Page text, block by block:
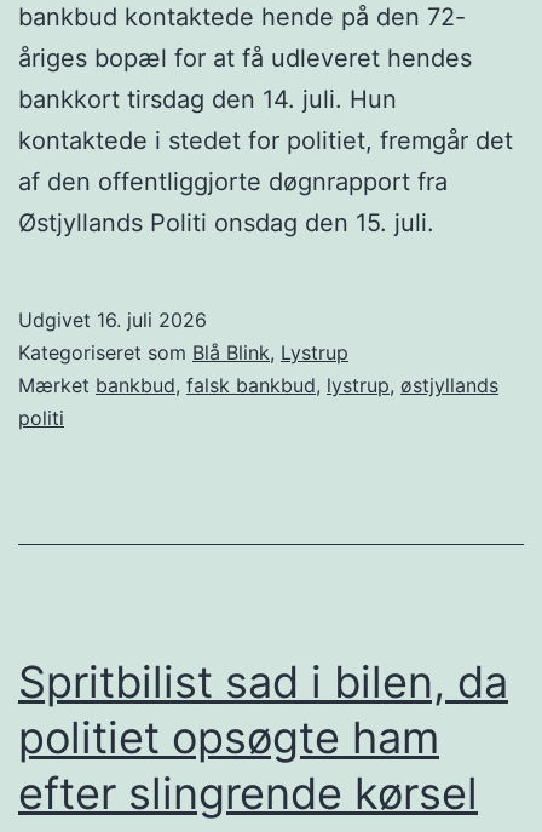
bankbud kontaktede hende på den 72-
åriges bopæl for at få udleveret hendes
bankkort tirsdag den 14. juli. Hun
kontaktede i stedet for politiet, fremgår det
af den offentliggjorte døgnrapport fra
Østjyllands Politi onsdag den 15. juli.
Udgivet 16. juli 2026
Kategoriseret som Blå Blink, Lystrup
Mærket bankbud, falsk bankbud, lystrup, østjyllands
politi
Spritbilist sad i bilen, da
politiet opsøgte ham
efter slingrende kørsel